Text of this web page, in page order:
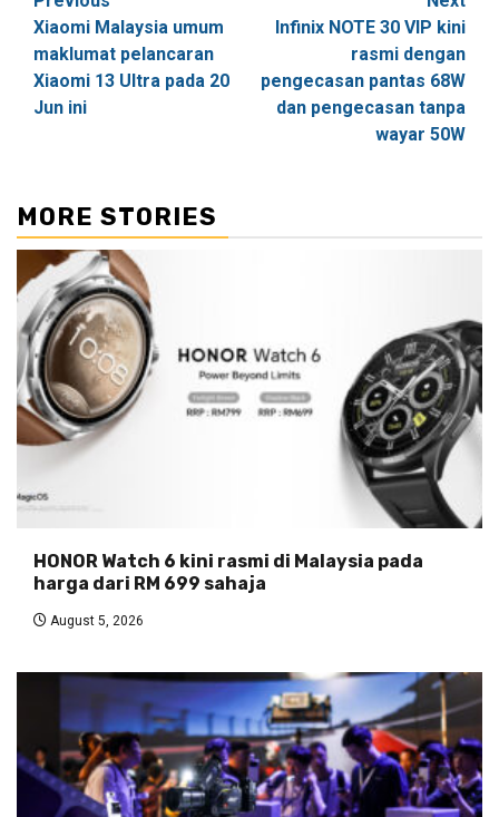
navigation
Xiaomi Malaysia umum
maklumat pelancaran
Xiaomi 13 Ultra pada 20
Jun ini
Infinix NOTE 30 VIP kini
rasmi dengan
pengecasan pantas 68W
dan pengecasan tanpa
wayar 50W
MORE STORIES
HONOR Watch 6 kini rasmi di Malaysia pada
harga dari RM 699 sahaja
August 5, 2026